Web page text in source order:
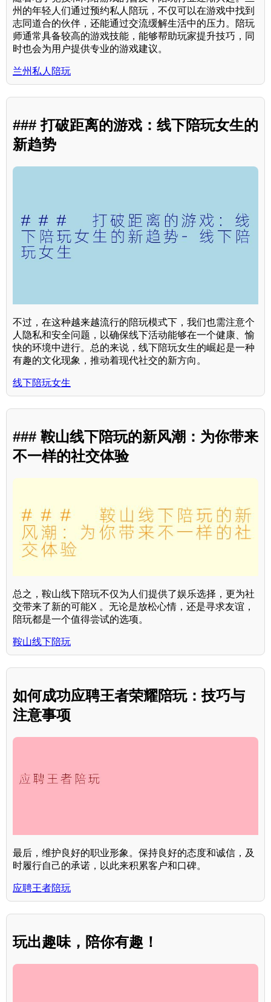
州的年轻人们通过预约私人陪玩，不仅可以在游戏中找到
志同道合的伙伴，还能通过交流缓解生活中的压力。陪玩
师通常具备较高的游戏技能，能够帮助玩家提升技巧，同
时也会为用户提供专业的游戏建议。
兰州私人陪玩
### 打破距离的游戏：线下陪玩女生的
新趋势
不过，在这种越来越流行的陪玩模式下，我们也需注意个
人隐私和安全问题，以确保线下活动能够在一个健康、愉
快的环境中进行。总的来说，线下陪玩女生的崛起是一种
有趣的文化现象，推动着现代社交的新方向。
线下陪玩女生
### 鞍山线下陪玩的新风潮：为你带来
不一样的社交体验
总之，鞍山线下陪玩不仅为人们提供了娱乐选择，更为社
交带来了新的可能X 。无论是放松心情，还是寻求友谊，
陪玩都是一个值得尝试的选项。
鞍山线下陪玩
如何成功应聘王者荣耀陪玩：技巧与
注意事项
最后，维护良好的职业形象。保持良好的态度和诚信，及
时履行自己的承诺，以此来积累客户和口碑。
应聘王者陪玩
玩出趣味，陪你有趣！